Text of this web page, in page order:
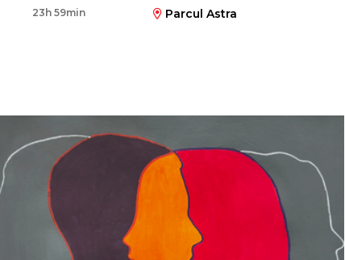
23h 59min Parcul Astra